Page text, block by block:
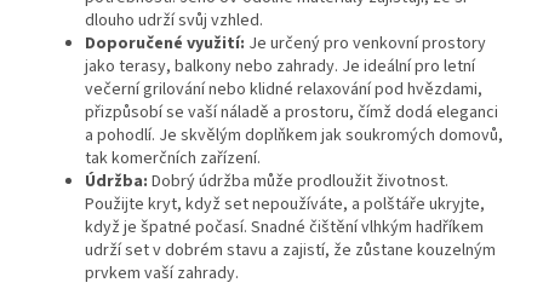
dlouho udrží svůj vzhled.
Doporučené využití: Je určený pro venkovní prostory
jako terasy, balkony nebo zahrady. Je ideální pro letní
večerní grilování nebo klidné relaxování pod hvězdami,
přizpůsobí se vaší náladě a prostoru, čímž dodá eleganci
a pohodlí. Je skvělým doplňkem jak soukromých domovů,
tak komerčních zařízení.
Údržba: Dobrý údržba může prodloužit životnost.
Použijte kryt, když set nepoužíváte, a polštáře ukryjte,
když je špatné počasí. Snadné čištění vlhkým hadříkem
udrží set v dobrém stavu a zajistí, že zůstane kouzelným
prvkem vaší zahrady.